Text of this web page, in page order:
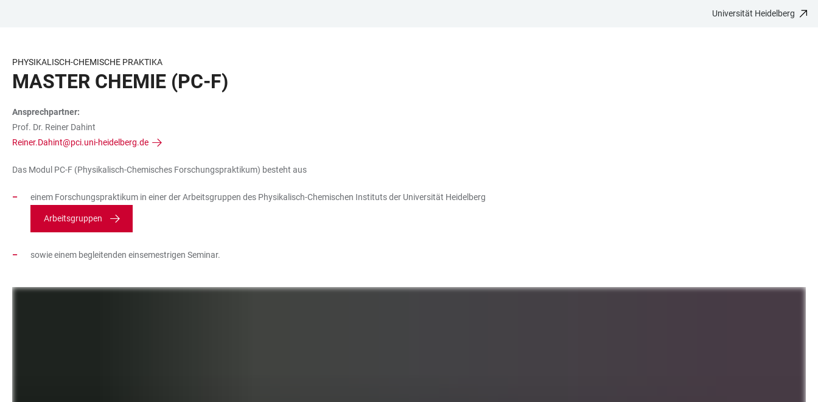
BARRIEREFREIHEIT
Universität Heidelberg
PHYSIKALISCH-CHEMISCHE PRAKTIKA
MASTER CHEMIE (PC-F)
Ansprechpartner:
Prof. Dr. Reiner Dahint
Reiner.Dahint@pci.uni-heidelberg.de
Das Modul PC-F (Physikalisch-Chemisches Forschungspraktikum) besteht aus
einem Forschungspraktikum in einer der Arbeitsgruppen des Physikalisch-Chemischen Instituts der Universität Heidelberg
Arbeitsgruppen
sowie einem begleitenden einsemestrigen Seminar.